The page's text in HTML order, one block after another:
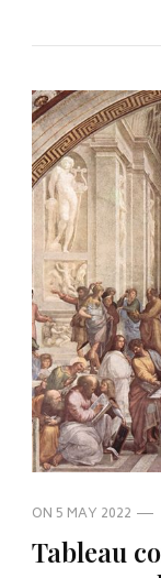
ON 5 MAY 2022
Tableau